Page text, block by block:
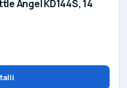
Angel KD144S, 14